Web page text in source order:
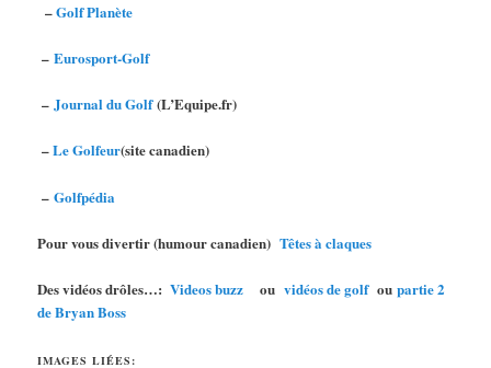
–Golf Planète
–Eurosport-Golf
–Journal du Golf(L’Equipe.fr)
–Le Golfeur(site canadien)
–Golfpédia
Pour vous divertir (humour canadien) Têtes à claques
Des vidéos drôles…:Videos buzz ou vidéos de golf oupartie 2
de Bryan Boss
IMAGES LIÉES: